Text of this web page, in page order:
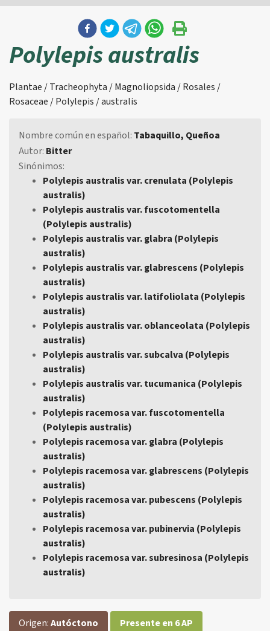
Polylepis australis
Plantae / Tracheophyta / Magnoliopsida / Rosales /
Rosaceae / Polylepis / australis
Nombre común en español: Tabaquillo, Queñoa
Autor: Bitter
Sinónimos:
Polylepis australis var. crenulata (Polylepis
australis)
Polylepis australis var. fuscotomentella
(Polylepis australis)
Polylepis australis var. glabra (Polylepis
australis)
Polylepis australis var. glabrescens (Polylepis
australis)
Polylepis australis var. latifoliolata (Polylepis
australis)
Polylepis australis var. oblanceolata (Polylepis
australis)
Polylepis australis var. subcalva (Polylepis
australis)
Polylepis australis var. tucumanica (Polylepis
australis)
Polylepis racemosa var. fuscotomentella
(Polylepis australis)
Polylepis racemosa var. glabra (Polylepis
australis)
Polylepis racemosa var. glabrescens (Polylepis
australis)
Polylepis racemosa var. pubescens (Polylepis
australis)
Polylepis racemosa var. pubinervia (Polylepis
australis)
Polylepis racemosa var. subresinosa (Polylepis
australis)
Origen:Autóctono
Presente en 6 AP